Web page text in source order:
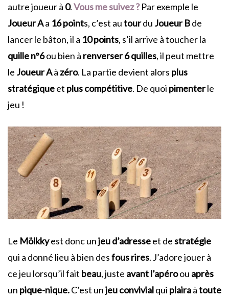
autre joueur à 0.Vous me suivez ?Par exemple le
Joueur Aa 16 points, c’est autourdu Joueur Bde
lancer le bâton, il a 10 points, s’il arrive à toucher la
quille n°6ou bien à renverser 6 quilles, il peut mettre
le Joueur Aàzéro. La partie devient alors plus
stratégiqueet plus compétitive. De quoi pimenterle
jeu !
Le Mölkkyest donc unjeu d’adresseet destratégie
qui a donné lieu à bien desfous rires. J’adore jouer à
ce jeu lorsqu’il fait beau, juste avantl’apéroou après
un pique-nique.C’est unjeuconvivialqui plairaàtoute